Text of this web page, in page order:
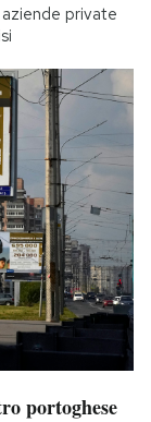
private
portoghese